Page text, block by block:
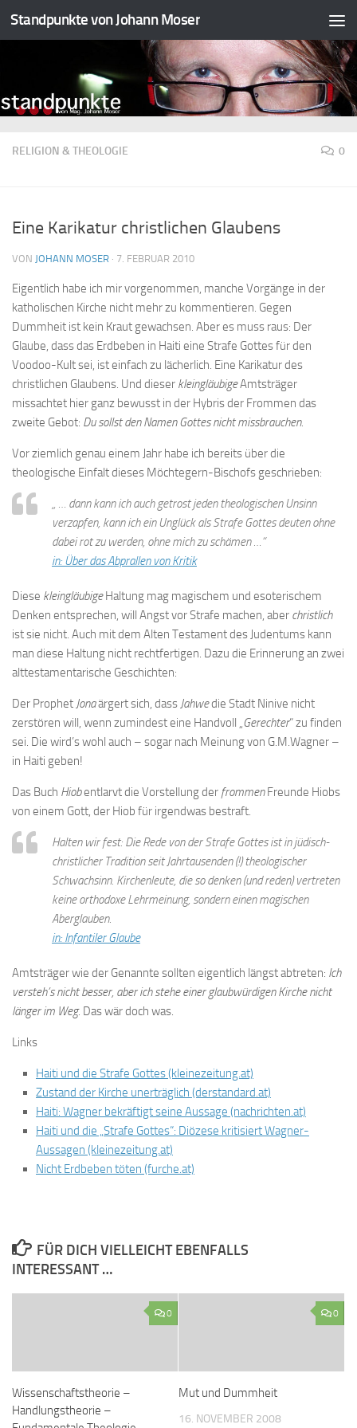
Zum Inhalt springen
Standpunkte von Johann Moser
RELIGION & THEOLOGIE 0
Eine Karikatur christlichen Glaubens
VON JOHANN MOSER · 7. FEBRUAR 2010
Eigentlich habe ich mir vorgenommen, manche Vorgänge in der
katholischen Kirche nicht mehr zu kommentieren. Gegen
Dummheit ist kein Kraut gewachsen. Aber es muss raus: Der
Glaube, dass das Erdbeben in Haiti eine Strafe Gottes für den
Voodoo-Kult sei, ist einfach zu lächerlich. Eine Karikatur des
christlichen Glaubens. Und dieser kleingläubigeAmtsträger
missachtet hier ganz bewusst in der Hybris der Frommen das
zweite Gebot: Du sollst den Namen Gottes nicht missbrauchen.
Vor ziemlich genau einem Jahr habe ich bereits über die
theologische Einfalt dieses Möchtegern-Bischofs geschrieben:
„ … dann kann ich auch getrost jeden theologischen Unsinn
verzapfen, kann ich ein Unglück als Strafe Gottes deuten ohne
dabei rot zu werden, ohne mich zu schämen …“
in: Über das Abprallen von Kritik
Diese kleingläubigeHaltung mag magischem und esoterischem
Denken entsprechen, will Angst vor Strafe machen, aber christlich
ist sie nicht. Auch mit dem Alten Testament des Judentums kann
man diese Haltung nicht rechtfertigen. Dazu die Erinnerung an zwei
alttestamentarische Geschichten:
Der Prophet Jonaärgert sich, dass Jahwedie Stadt Ninive nicht
zerstören will, wenn zumindest eine Handvoll „Gerechter“ zu finden
sei. Die wird’s wohl auch – sogar nach Meinung von G.M.Wagner –
in Haiti geben!
Das Buch Hiobentlarvt die Vorstellung der frommenFreunde Hiobs
von einem Gott, der Hiob für irgendwas bestraft.
Halten wir fest: Die Rede von der Strafe Gottes ist in jüdisch-
christlicher Tradition seit Jahrtausenden (!) theologischer
Schwachsinn. Kirchenleute, die so denken (und reden) vertreten
keine orthodoxe Lehrmeinung, sondern einen magischen
Aberglauben.
in: Infantiler Glaube
Amtsträger wie der Genannte sollten eigentlich längst abtreten: Ich
versteh’s nicht besser, aber ich stehe einer glaubwürdigen Kirche nicht
länger im Weg. Das wär doch was.
Links
Haiti und die Strafe Gottes (kleinezeitung.at)
Zustand der Kirche unerträglich (derstandard.at)
Haiti: Wagner bekräftigt seine Aussage (nachrichten.at)
Haiti und die „Strafe Gottes“: Diözese kritisiert Wagner-
Aussagen (kleinezeitung.at)
Nicht Erdbeben töten (furche.at)
FÜR DICH VIELLEICHT EBENFALLS
INTERESSANT …
0
Wissenschaftstheorie –
Handlungstheorie –
0
Mut und Dummheit
16. NOVEMBER 2008